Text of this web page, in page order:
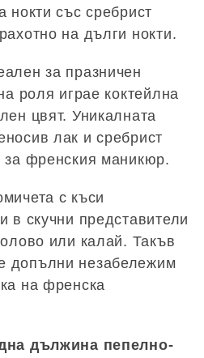
нокти със сребрист
на дълги нокти.
за празничен
роля играе коктейлна
цвят. Уникалната
лак и сребрист
за френския маникюр.
с къси
в скучни представители
или калай. Такъв
допълни незабележим
на френска
дължина пепелно-